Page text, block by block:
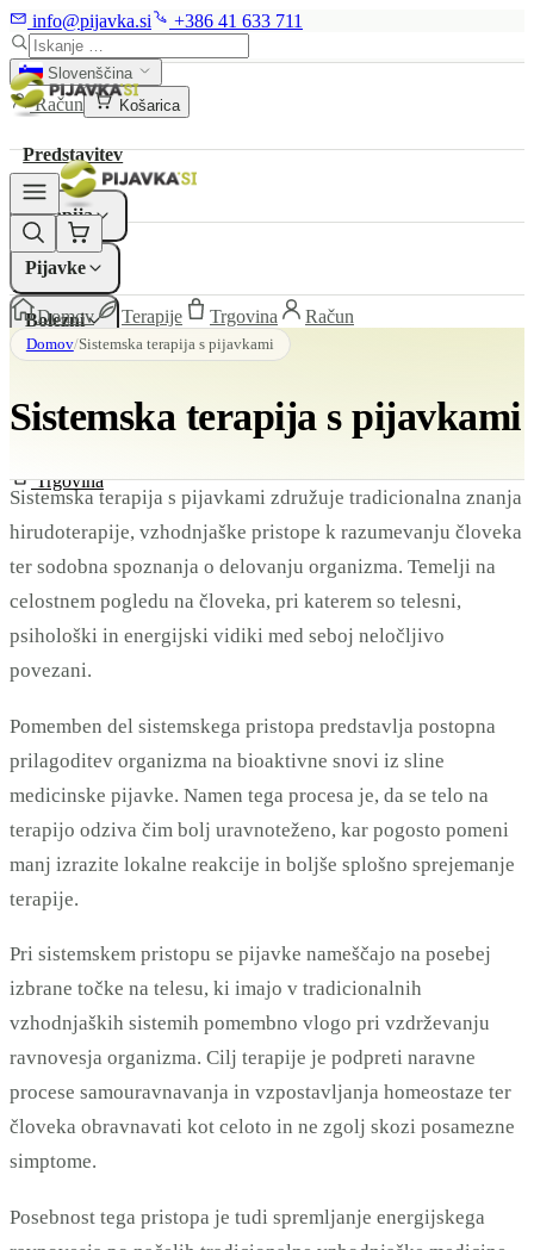
Predstavitev
Terapija▾
Pijavke▾
Bolezni
Raziskave▾
Kontakt
info@pijavka.si +386 41 633 711
Slovenščina
Račun Košarica
Predstavitev
Terapija
Pijavke
Bolezni
Cena Video Kontakt
Trgovina
Domov Terapije Trgovina Račun
Domov/Sistemska terapija s pijavkami
Sistemska terapija s pijavkami
Sistemska terapija s pijavkami združuje tradicionalna znanja
hirudoterapije, vzhodnjaške pristope k razumevanju človeka
ter sodobna spoznanja o delovanju organizma. Temelji na
celostnem pogledu na človeka, pri katerem so telesni,
psihološki in energijski vidiki med seboj neločljivo
povezani.
Pomemben del sistemskega pristopa predstavlja postopna
prilagoditev organizma na bioaktivne snovi iz sline
medicinske pijavke. Namen tega procesa je, da se telo na
terapijo odziva čim bolj uravnoteženo, kar pogosto pomeni
manj izrazite lokalne reakcije in boljše splošno sprejemanje
terapije.
Pri sistemskem pristopu se pijavke nameščajo na posebej
izbrane točke na telesu, ki imajo v tradicionalnih
vzhodnjaških sistemih pomembno vlogo pri vzdrževanju
ravnovesja organizma. Cilj terapije je podpreti naravne
procese samouravnavanja in vzpostavljanja homeostaze ter
človeka obravnavati kot celoto in ne zgolj skozi posamezne
simptome.
Posebnost tega pristopa je tudi spremljanje energijskega